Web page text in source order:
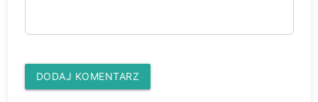
DODAJ KOMENTARZ